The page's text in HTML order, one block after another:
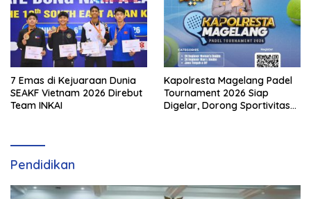
7 Emas di Kejuaraan Dunia
SEAKF Vietnam 2026 Direbut
Team INKAI
Kapolresta Magelang Padel
Tournament 2026 Siap
Digelar, Dorong Sportivitas
Pendidikan